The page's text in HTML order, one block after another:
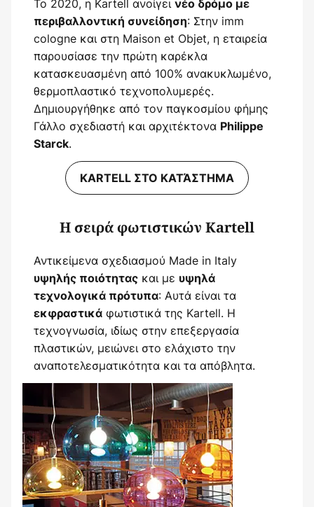
Το 2020, η Kartell ανοίγει νέο δρόμο με
περιβαλλοντική συνείδηση: Στην imm
cologne και στη Maison et Objet, η εταιρεία
παρουσίασε την πρώτη καρέκλα
κατασκευασμένη από 100% ανακυκλωμένο,
θερμοπλαστικό τεχνοπολυμερές.
Δημιουργήθηκε από τον παγκοσμίου φήμης
Γάλλο σχεδιαστή και αρχιτέκτονα Philippe
Starck.
KARTELL ΣΤΟ ΚΑΤΆΣΤΗΜΑ
Η σειρά φωτιστικών Kartell
Αντικείμενα σχεδιασμού Made in Italy
υψηλής ποιότηταςκαι με υψηλά
τεχνολογικά πρότυπα: Αυτά είναι τα
εκφραστικάφωτιστικά της Kartell. Η
τεχνογνωσία, ιδίως στην επεξεργασία
πλαστικών, μειώνει στο ελάχιστο την
αναποτελεσματικότητα και τα απόβλητα.